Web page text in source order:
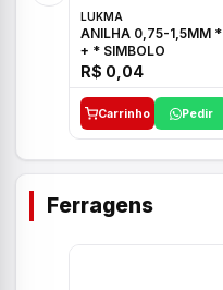
LUKMA
ANILHA 0,75-1,5MM *
+ * SIMBOLO
R$ 0,04
Carrinho Pedir
Ferragens